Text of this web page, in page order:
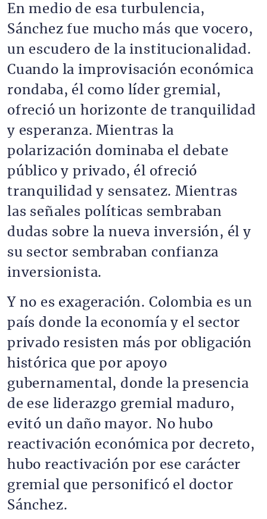
En medio de esa turbulencia,
Sánchez fue mucho más que vocero,
un escudero de la institucionalidad.
Cuando la improvisación económica
rondaba, él como líder gremial,
ofreció un horizonte de tranquilidad
y esperanza. Mientras la
polarización dominaba el debate
público y privado, él ofreció
tranquilidad y sensatez. Mientras
las señales políticas sembraban
dudas sobre la nueva inversión, él y
su sector sembraban confianza
inversionista.
Y no es exageración. Colombia es un
país donde la economía y el sector
privado resisten más por obligación
histórica que por apoyo
gubernamental, donde la presencia
de ese liderazgo gremial maduro,
evitó un daño mayor. No hubo
reactivación económica por decreto,
hubo reactivación por ese carácter
gremial que personificó el doctor
Sánchez.